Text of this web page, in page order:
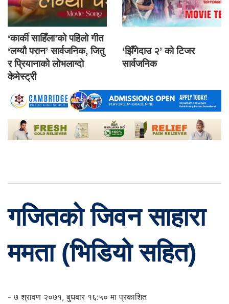
‘कार्की साहिँला’को पहिलो गीत
‘लग्यौ परान’ सार्वजनिक, जितु
र प्रियानाको लोभलाग्दो
केमेस्ट्री
‘झिँगेदाउ २’ को टिजर
सार्वजनिक
गजितको जिवन साहारा
ममता (भिडियो सहित)
- ७ श्रावण २०७१, बुधबार १६:५० मा प्रकाशित